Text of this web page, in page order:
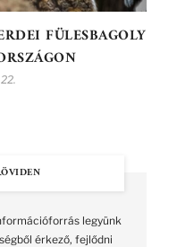
FÜLESBAGOLY
legyünk
érkező, fejlődni